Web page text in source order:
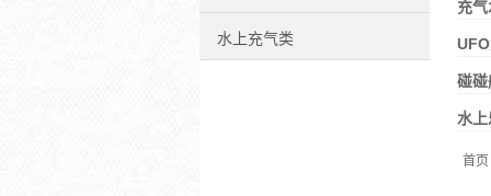
水上充气类
充
碰碰
水
首页